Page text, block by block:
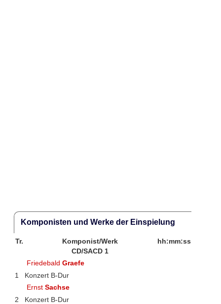
Komponisten und Werke der Einspielung
Tr. Komponist/Werk
hh:mm:ss
CD/SACD 1
FriedebaldGraefe
1
Konzert B-Dur
ErnstSachse
2
Konzert B-Dur